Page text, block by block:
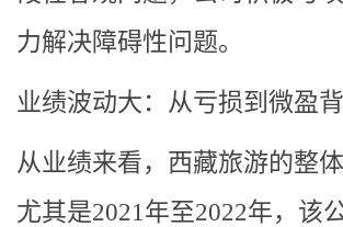
力解决障碍性问题。
业绩波动大：从亏损到微盈
从业绩来看，西藏旅游的整
尤其是2021年至2022年，该